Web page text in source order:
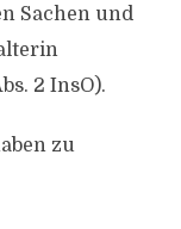
Sachen und
2 InsO).
zu